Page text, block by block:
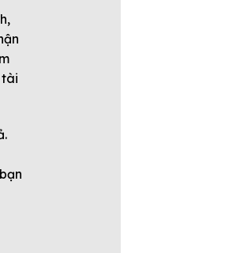
tài